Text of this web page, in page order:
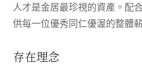
人才是金居最珍視的資產。配
供每一位優秀同仁優渥的整體
存在理念